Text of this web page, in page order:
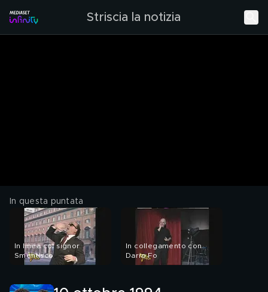
Striscia la notizia
In questa puntata
In linea col signor
Smentisco
In collegamento con
Dario Fo